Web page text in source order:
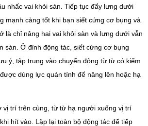
nhấc vai khỏi sàn. Tiếp tục đẩy lưng dưới
mạnh càng tốt khi bạn siết cứng cơ bụng và
là chỉ nâng hai vai khỏi sàn và lưng dưới vẫn
sàn. Ở đỉnh động tác, siết cứng cơ bụng
ý, tập trung vào chuyển động từ từ có kiểm
dùng lực quán tính để nâng lên hoặc hạ
vị trí trên cùng, từ từ hạ người xuống vị trí
hít vào. Lặp lại toàn bộ động tác để tiếp